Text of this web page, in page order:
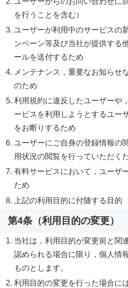
を行うことを含む）
ユーザーが利用中のサービスの
ンペーン等及び当社が提供する
ールを送付するため
メンテナンス，重要なお知らせ
のため
利用規約に違反したユーザーや
ービスを利用しようとするユー
をお断りするため
ユーザーにご自身の登録情報の
用状況の閲覧を行っていただく
有料サービスにおいて，ユーザ
ため
上記の利用目的に付随する目的
第4条（利用目的の変更）
当社は，利用目的が変更前と関
認められる場合に限り，個人情
ものとします。
利用目的の変更を行った場合に